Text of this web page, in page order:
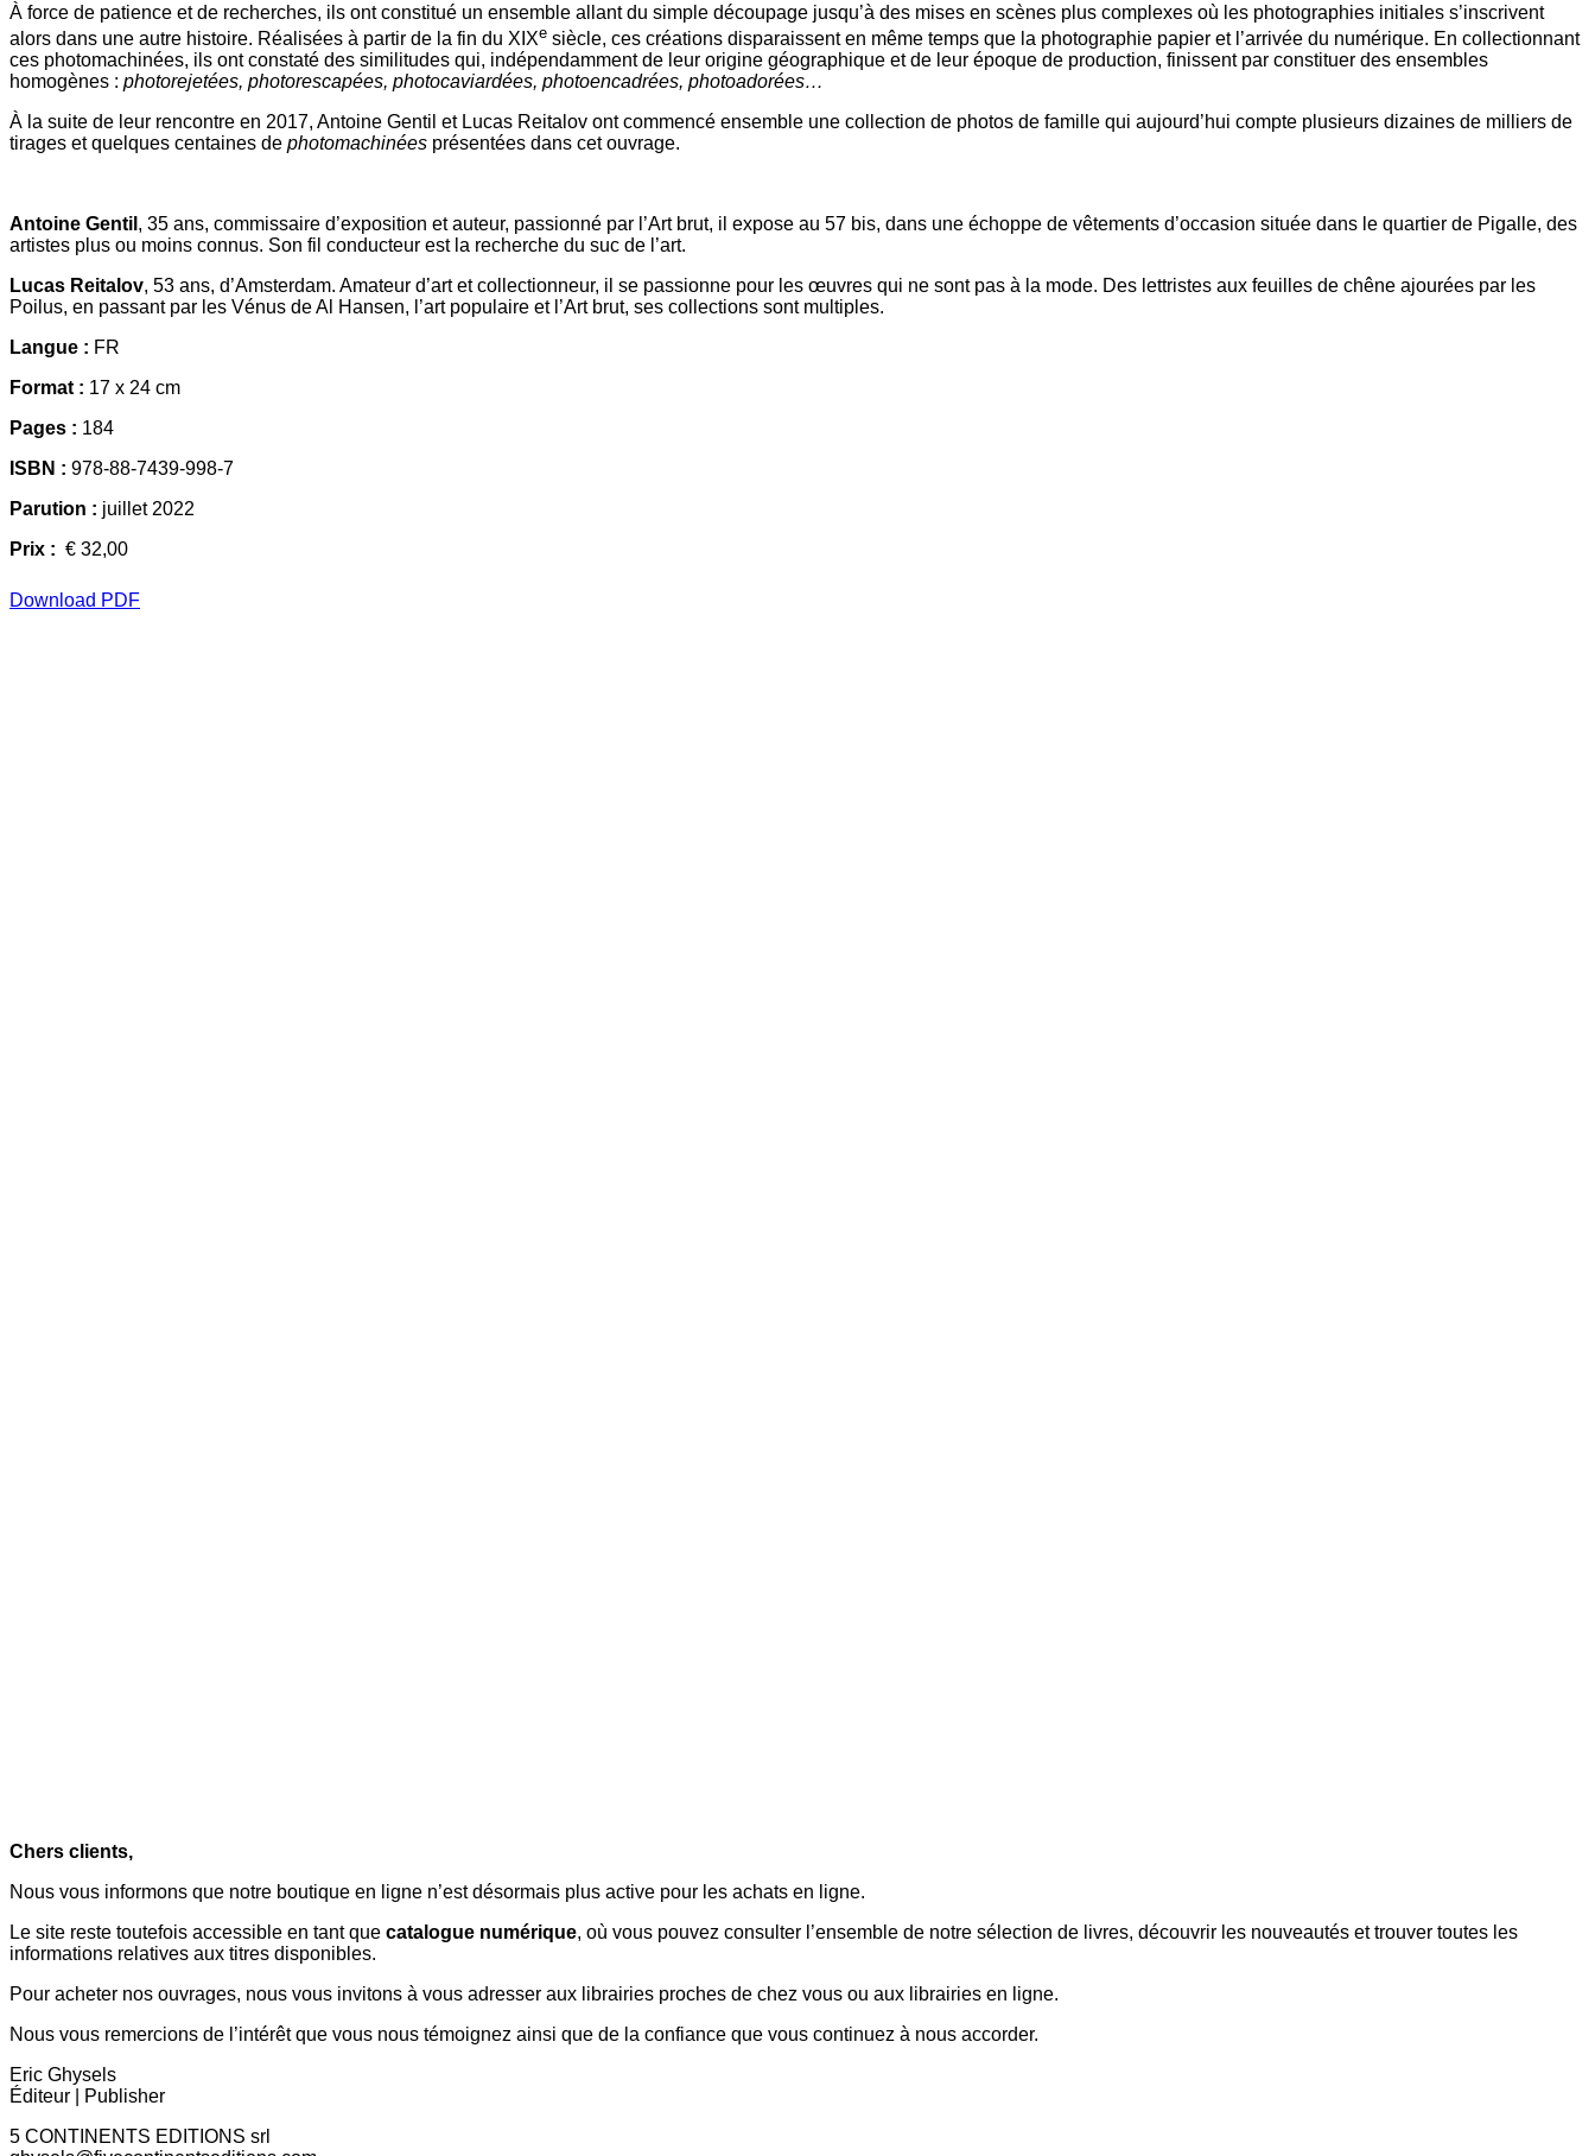
À force de patience et de recherches, ils ont constitué un ensemble allant du simple découpage jusqu’à des mises en scènes plus complexes où les photographies initiales s’inscrivent
alors dans une autre histoire. Réalisées à partir de la fin du XIXe siècle, ces créations disparaissent en même temps que la photographie papier et l’arrivée du numérique. En collectionnant
ces photomachinées, ils ont constaté des similitudes qui, indépendamment de leur origine géographique et de leur époque de production, finissent par constituer des ensembles
homogènes : photorejetées, photorescapées, photocaviardées, photoencadrées, photoadorées…
À la suite de leur rencontre en 2017, Antoine Gentil et Lucas Reitalov ont commencé ensemble une collection de photos de famille qui aujourd’hui compte plusieurs dizaines de milliers de
tirages et quelques centaines de photomachinées présentées dans cet ouvrage.
Antoine Gentil , 35 ans, commissaire d’exposition et auteur, passionné par l’Art brut, il expose au 57 bis, dans une échoppe de vêtements d’occasion située dans le quartier de Pigalle, des
artistes plus ou moins connus. Son fil conducteur est la recherche du suc de l’art.
Lucas Reitalov, 53 ans, d’Amsterdam. Amateur d’art et collectionneur, il se passionne pour les œuvres qui ne sont pas à la mode. Des lettristes aux feuilles de chêne ajourées par les
Poilus, en passant par les Vénus de Al Hansen, l’art populaire et l’Art brut, ses collections sont multiples.
Langue : FR
Format : 17 x 24 cm
Pages : 184
ISBN : 978-88-7439-998-7
Parution : juillet 2022
Prix : € 32,00
Download PDF
Chers clients,
Nous vous informons que notre boutique en ligne n’est désormais plus active pour les achats en ligne.
Le site reste toutefois accessible en tant que catalogue numérique, où vous pouvez consulter l’ensemble de notre sélection de livres, découvrir les nouveautés et trouver toutes les
informations relatives aux titres disponibles.
Pour acheter nos ouvrages, nous vous invitons à vous adresser aux librairies proches de chez vous ou aux librairies en ligne.
Nous vous remercions de l’intérêt que vous nous témoignez ainsi que de la confiance que vous continuez à nous accorder.
Eric Ghysels
Éditeur | Publisher
5 CONTINENTS EDITIONS srl